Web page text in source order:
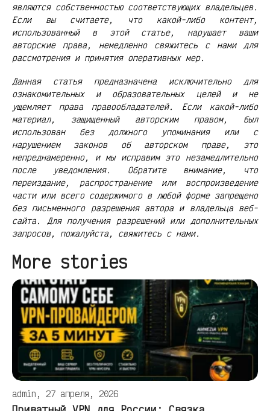
являются собственностью соответствующих владельцев.
Если вы считаете, что какой-либо контент,
использованный в этой статье, нарушает ваши
авторские права, немедленно свяжитесь с нами для
рассмотрения и принятия оперативных мер.
Данная статья предназначена исключительно для
ознакомительных и образовательных целей и не
ущемляет права правообладателей. Если какой-либо
материал, защищенный авторским правом, был
использован без должного упоминания или с
нарушением законов об авторском праве, это
непреднамеренно, и мы исправим это незамедлительно
после уведомления. Обратите внимание, что
переиздание, распространение или воспроизведение
части или всего содержимого в любой форме запрещено
без письменного разрешения автора и владельца веб-
сайта. Для получения разрешений или дополнительных
запросов, пожалуйста, свяжитесь с нами.
More stories
admin, 27 апреля, 2026